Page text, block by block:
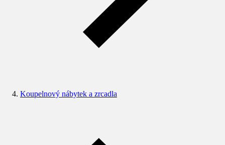
Koupelnový nábytek a zrcadla